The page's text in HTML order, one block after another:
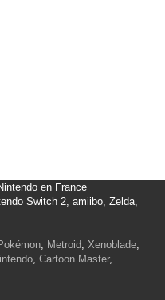
en France
Switch 2, amiibo, Zelda,
, Metroid, Xenoblade,
, Cartoon Master,